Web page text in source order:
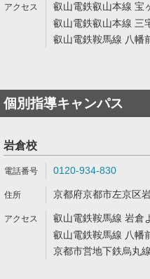
叡山電鉄叡山本線 宝
叡山電鉄叡山本線 三
叡山電鉄鞍馬線 八幡
個別指導キャンパス
岩倉校
0120-934-830
京都府京都市左京区
叡山電鉄鞍馬線 岩倉
叡山電鉄鞍馬線 八幡
京都市営地下鉄烏丸